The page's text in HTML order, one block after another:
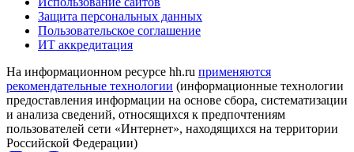
Защита персональных данных
Пользовательское соглашение
ИТ аккредитация
На информационном ресурсе hh.ru применяются
рекомендательные технологии (информационные технологии
предоставления информации на основе сбора, систематизации
и анализа сведений, относящихся к предпочтениям
пользователей сети «Интернет», находящихся на территории
Российской Федерации)